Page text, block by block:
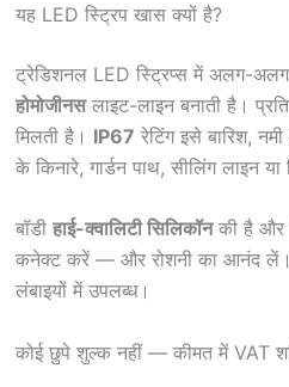
यह LED स्ट्रिप खास क्यों है?
ट्रेडिशनल LED स्ट्रिप्स में अलग-
होमोजीनसलाइट-लाइन बनाती है।
मिलती है। IP67 रेटिंग इसे बारिश,
के किनारे, गार्डन पाथ, सीलिंग
बॉडी हाई-क्वालिटी सिलिकॉनकी है और
कनेक्ट करें — और रोशनी का आनंद
लंबाइयों में उपलब्ध।
कोई छुपे शुल्क नहीं — कीमत में VAT